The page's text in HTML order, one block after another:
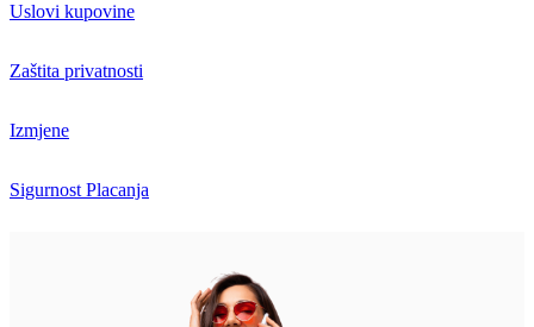
Uslovi kupovine
Zaštita privatnosti
Izmjene
Sigurnost Placanja